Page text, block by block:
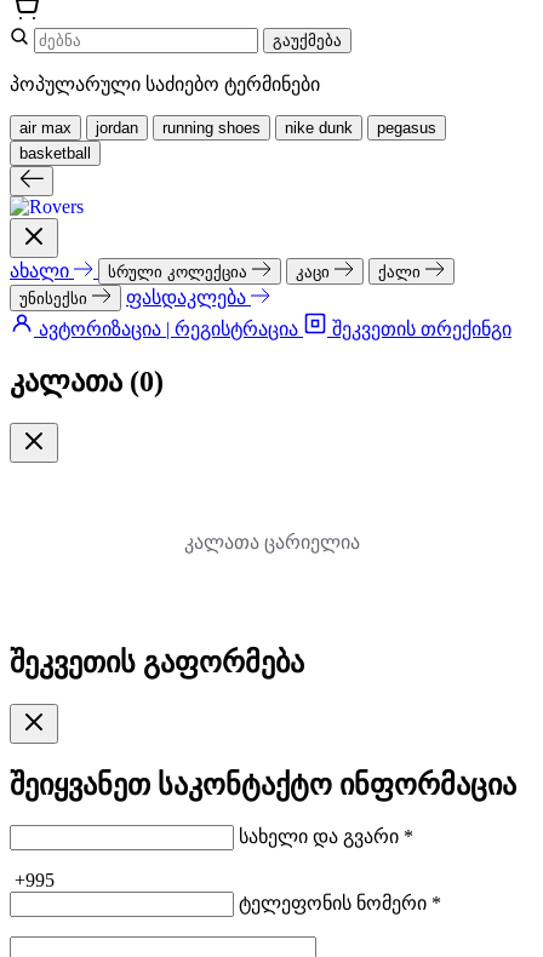
გაუქმება
პოპულარული საძიებო ტერმინები
air max jordan running shoes nike dunk
pegasus
basketball
ახალი სრული კოლექცია კაცი
ქალი
უნისექსი
ფასდაკლება
ავტორიზაცია | რეგისტრაცია
შეკვეთის თრექინგი
კალათა (0)
კალათა ცარიელია
შეკვეთის გაფორმება
შეიყვანეთ საკონტაქტო ინფორმაცია
სახელი და გვარი *
+995
ტელეფონის ნომერი *